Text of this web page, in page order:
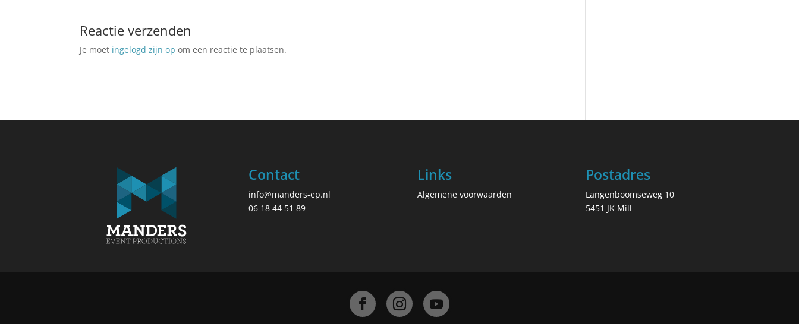
Reactie verzenden
Je moet ingelogd zijn op om een reactie te plaatsen.
Contact
info@manders-ep.nl
06 18 44 51 89
Links
Algemene voorwaarden
Postadres
Langenboomseweg 10
5451 JK Mill